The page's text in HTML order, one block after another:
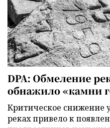
DPA: Обмеление
обнажило «камни
Критическое снижение
реках привело к